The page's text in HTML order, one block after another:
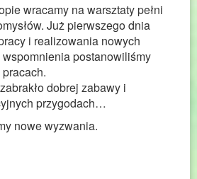
wracamy na warsztaty pełni
Już pierwszego dnia
i realizowania nowych
postanowiliśmy
pracach.
dobrej zabawy i
przygodach…
nowe wyzwania.